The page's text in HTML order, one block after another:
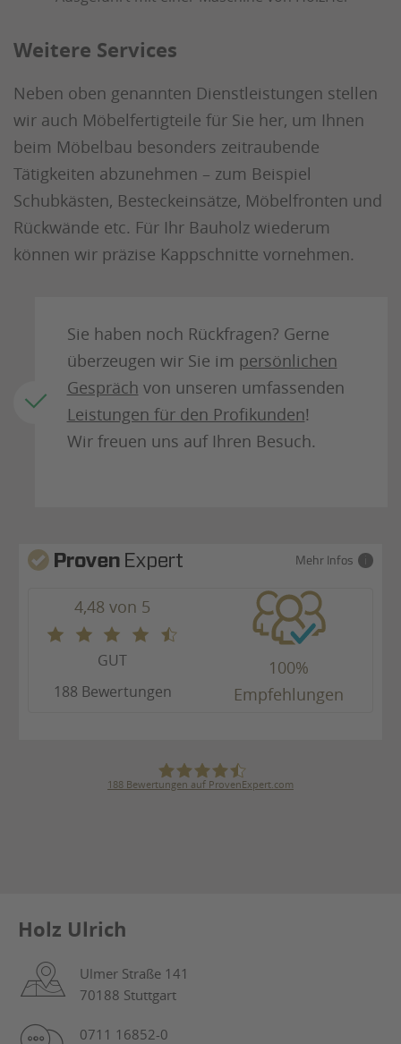
Weitere Services
Neben oben genannten Dienstleistungen stellen
wir auch Möbelfertigteile für Sie her, um Ihnen
beim Möbelbau besonders zeitraubende
Tätigkeiten abzunehmen – zum Beispiel
Schubkästen, Besteckeinsätze, Möbelfronten und
Rückwände etc. Für Ihr Bauholz wiederum
können wir präzise Kappschnitte vornehmen.
Sie haben noch Rückfragen? Gerne
überzeugen wir Sie im persönlichen
Gespräch von unseren umfassenden
Leistungen für den Profikunden!
Wir freuen uns auf Ihren Besuch.
Mehr Infos
4,48 von 5
GUT
188 Bewertungen
100%
Empfehlungen
188 Bewertungen auf ProvenExpert.com
Holz Ulrich
Ulmer Straße 141
70188 Stuttgart
0711 16852-0